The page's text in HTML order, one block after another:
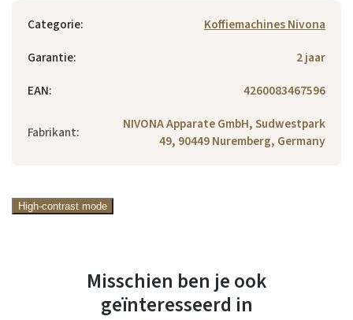
Categorie:
Koffiemachines Nivona
Garantie:
2 jaar
EAN: 4260083467596
Fabrikant:
NIVONA Apparate GmbH, Sudwestpark
49, 90449 Nuremberg, Germany
High-contrast mode
Misschien ben je ook
geïnteresseerd in